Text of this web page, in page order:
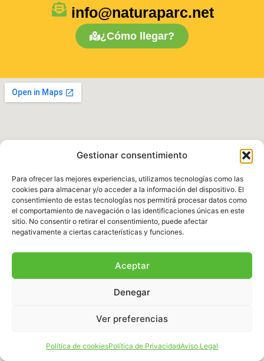
Gestionar consentimiento
Para ofrecer las mejores experiencias, utilizamos tecnologías como las
cookies para almacenar y/o acceder a la información del dispositivo. El
consentimiento de estas tecnologías nos permitirá procesar datos como
el comportamiento de navegación o las identificaciones únicas en este
sitio. No consentir o retirar el consentimiento, puede afectar
negativamente a ciertas características y funciones.
Aceptar
Denegar
Ver preferencias
Política de cookiesPolítica de PrivacidadAviso Legal
info@naturaparc.net
¿Cómo llegar?
Política de Privacidad|Aviso legal |Política de
Cookies|Términos y Condiciones
© 2025 Fundación Natura Parc – Todos los
BalearDigital